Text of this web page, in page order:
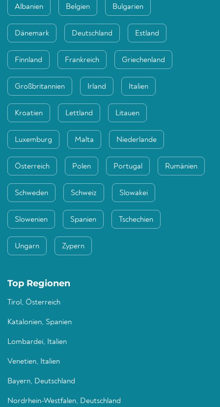
Albanien Belgien Bulgarien
Dänemark Deutschland Estland
Finnland Frankreich Griechenland
Großbritannien Irland Italien
Kroatien Lettland Litauen
Luxemburg Malta Niederlande
Österreich Polen Portugal Rumänien
Schweden Schweiz Slowakei
Slowenien Spanien Tschechien
Ungarn Zypern
Top Regionen
Tirol, Österreich
Katalonien, Spanien
Lombardei, Italien
Venetien, Italien
Bayern, Deutschland
Nordrhein-Westfalen, Deutschland